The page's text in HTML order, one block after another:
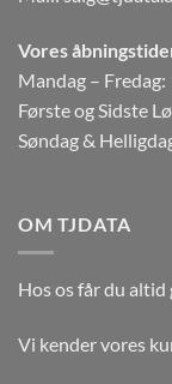
Vores
Mandag –
Første og Sidste
Søndag &
OM TJDATA
Hos os får du
Vi kender vores